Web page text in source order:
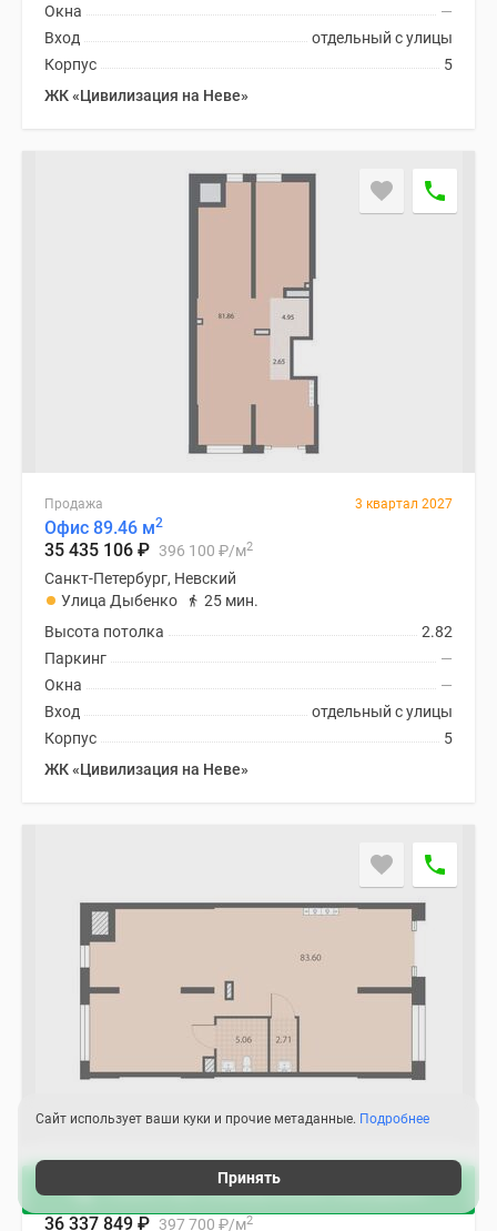
Узнать про коммерческие помещения
—
Окна
отдельный с улицы
Вход
5
Корпус
ЖК «Цивилизация на Неве»
Продажа 3 квартал 2027
Офис 89.46 м2
35 435 106 ₽ 396 100 ₽/м2
Санкт-Петербург, Невский
Улица Дыбенко
25 мин.
2.82
Высота потолка
—
Паркинг
—
Окна
отдельный с улицы
Вход
5
Корпус
ЖК «Цивилизация на Неве»
Офис 91.37 м2
36 337 849 ₽ 397 700 ₽/м2
Сайт использует ваши куки и прочие метаданные. Подробнее
Принять